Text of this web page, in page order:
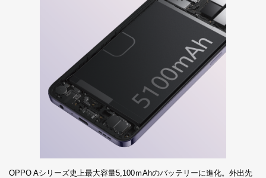
OPPO Aシリーズ史上最大容量5,100ｍAhのバッテリーに進化。外出先